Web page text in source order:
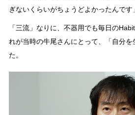
ぎないくらいがちょうどよかったんです」
「三流」なりに、不器用でも毎日の
れが当時の牛尾さんにとって、「自分を
た。